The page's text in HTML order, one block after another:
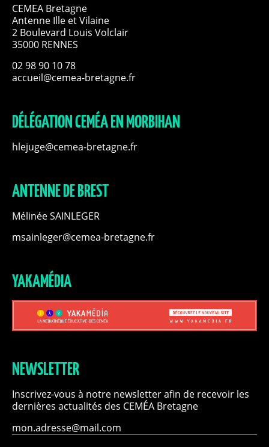
CEMEA Bretagne
Antenne Ille et Vilaine
2 Boulevard Louis Volclair
35000 RENNES
02 98 90 10 78
accueil@cemea-bretagne.fr
DÉLÉGATION CEMÉA EN MORBIHAN
hlejuge@cemea-bretagne.fr
ANTENNE DE BREST
Mélinée SAINLEGER
msainleger@cemea-bretagne.fr
YAKAMÉDIA
NEWSLETTER
Inscrivez-vous à notre newsletter afin de recevoir les
dernières actualités des CEMÉA Bretagne